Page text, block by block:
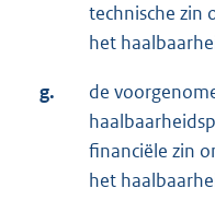
technische zin
het
g.
de
financiële zin
het